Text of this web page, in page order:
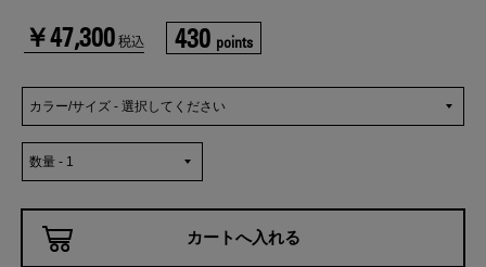
￥47,300 税込 430 points